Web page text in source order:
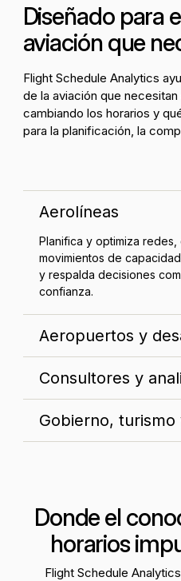
Diseñado para
aviación que
Flight Schedule Analytics
de la aviación que
cambiando los horarios y
para la planificación, la
Aerolíneas
Planifica y optimiza
movimientos de
y respalda decisiones
confianza.
Aeropuertos y
Consultores y
Gobierno, turismo
Donde el
horarios
Flight Schedule